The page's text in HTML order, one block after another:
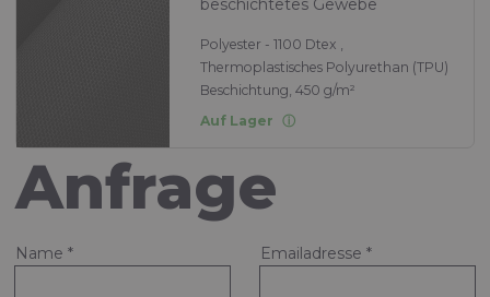
beschichtetes Gewebe
Polyester - 1100 Dtex ,
Thermoplastisches Polyurethan (TPU)
Beschichtung, 450 g/m²
Auf Lager
Anfrage
Name * Emailadresse *